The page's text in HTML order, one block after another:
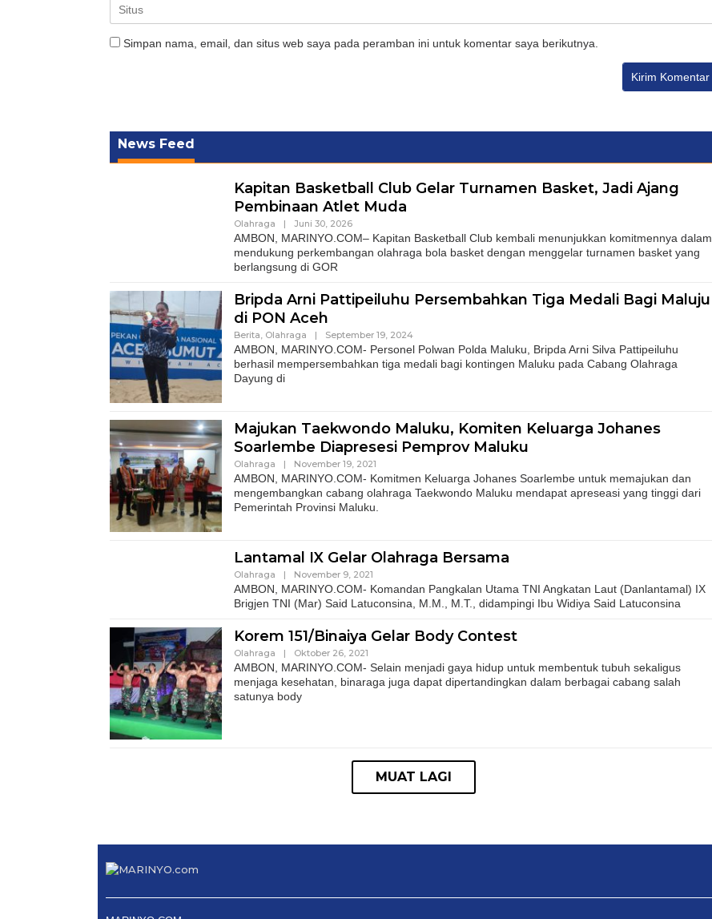
Simpan nama, email, dan situs web saya pada peramban ini untuk komentar saya berikutnya.
News Feed
Kapitan Basketball Club Gelar Turnamen Basket, Jadi Ajang
Pembinaan Atlet Muda
Olahraga | Juni 30, 2026
AMBON, MARINYO.COM– Kapitan Basketball Club kembali menunjukkan komitmennya dalam
mendukung perkembangan olahraga bola basket dengan menggelar turnamen basket yang
berlangsung di GOR
Bripda Arni Pattipeiluhu Persembahkan Tiga Medali Bagi Maluju
di PON Aceh
Berita, Olahraga | September 19, 2024
AMBON, MARINYO.COM- Personel Polwan Polda Maluku, Bripda Arni Silva Pattipeiluhu
berhasil mempersembahkan tiga medali bagi kontingen Maluku pada Cabang Olahraga
Dayung di
Majukan Taekwondo Maluku, Komiten Keluarga Johanes
Soarlembe Diapresesi Pemprov Maluku
Olahraga | November 19, 2021
AMBON, MARINYO.COM- Komitmen Keluarga Johanes Soarlembe untuk memajukan dan
mengembangkan cabang olahraga Taekwondo Maluku mendapat apreseasi yang tinggi dari
Pemerintah Provinsi Maluku.
Lantamal IX Gelar Olahraga Bersama
Olahraga | November 9, 2021
AMBON, MARINYO.COM- Komandan Pangkalan Utama TNI Angkatan Laut (Danlantamal) IX
Brigjen TNI (Mar) Said Latuconsina, M.M., M.T., didampingi Ibu Widiya Said Latuconsina
Korem 151/Binaiya Gelar Body Contest
Olahraga | Oktober 26, 2021
AMBON, MARINYO.COM- Selain menjadi gaya hidup untuk membentuk tubuh sekaligus
menjaga kesehatan, binaraga juga dapat dipertandingkan dalam berbagai cabang salah
satunya body